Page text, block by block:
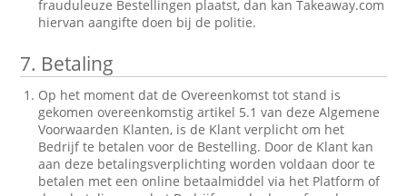
frauduleuze Bestellingen plaatst, dan kan Takeaway.com
hiervan aangifte doen bij de politie.
7. Betaling
Op het moment dat de Overeenkomst tot stand is
gekomen overeenkomstig artikel 5.1 van deze Algemene
Voorwaarden Klanten, is de Klant verplicht om het
Bedrijf te betalen voor de Bestelling. Door de Klant kan
aan deze betalingsverplichting worden voldaan door te
betalen met een online betaalmiddel via het Platform of